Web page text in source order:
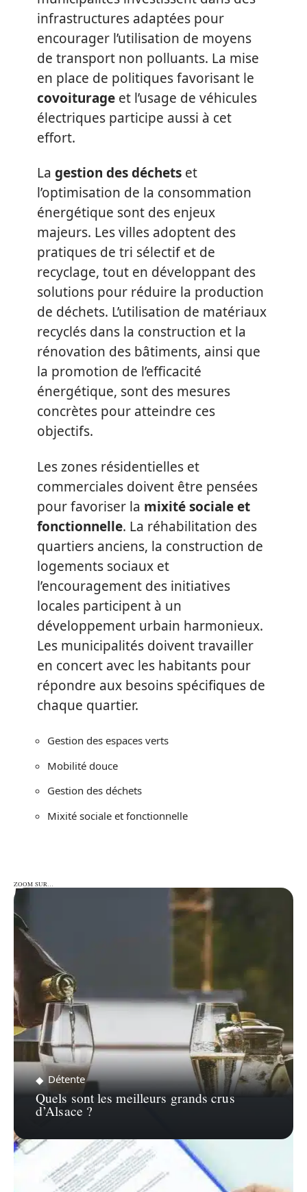
infrastructures adaptées pour
encourager l’utilisation de moyens
de transport non polluants. La mise
en place de politiques favorisant le
covoiturage et l’usage de véhicules
électriques participe aussi à cet
effort.
La gestion des déchets et
l’optimisation de la consommation
énergétique sont des enjeux
majeurs. Les villes adoptent des
pratiques de tri sélectif et de
recyclage, tout en développant des
solutions pour réduire la production
de déchets. L’utilisation de matériaux
recyclés dans la construction et la
rénovation des bâtiments, ainsi que
la promotion de l’efficacité
énergétique, sont des mesures
concrètes pour atteindre ces
objectifs.
Les zones résidentielles et
commerciales doivent être pensées
pour favoriser la mixité sociale et
fonctionnelle. La réhabilitation des
quartiers anciens, la construction de
logements sociaux et
l’encouragement des initiatives
locales participent à un
développement urbain harmonieux.
Les municipalités doivent travailler
en concert avec les habitants pour
répondre aux besoins spécifiques de
chaque quartier.
Gestion des espaces verts
Mobilité douce
Gestion des déchets
Mixité sociale et fonctionnelle
ZOOM SUR…
ZOOM SUR…
Détente
Quels sont les meilleurs grands crus
d’Alsace ?